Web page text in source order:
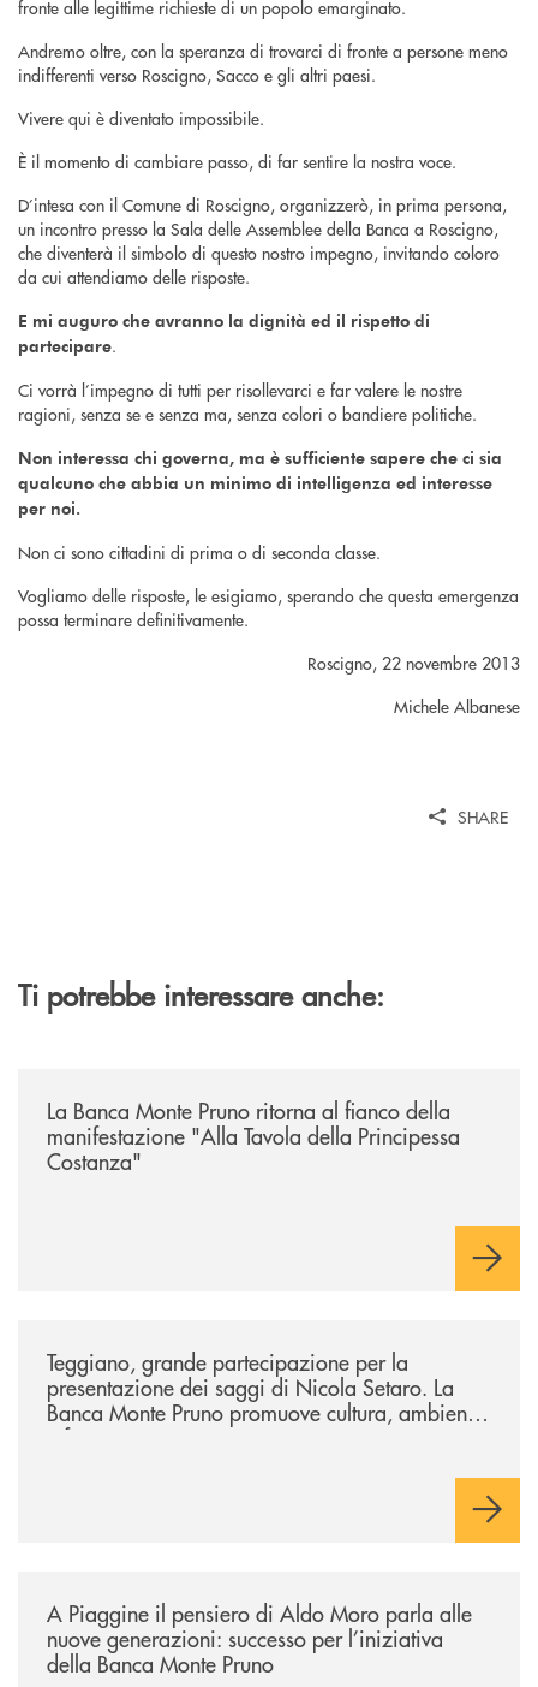
fronte alle legittime richieste di un popolo emarginato.
Andremo oltre, con la speranza di trovarci di fronte a persone meno
indifferenti verso Roscigno, Sacco e gli altri paesi.
Vivere qui è diventato impossibile.
È il momento di cambiare passo, di far sentire la nostra voce.
D’intesa con il Comune di Roscigno, organizzerò, in prima persona,
un incontro presso la Sala delle Assemblee della Banca a Roscigno,
che diventerà il simbolo di questo nostro impegno, invitando coloro
da cui attendiamo delle risposte.
E mi auguro che avranno la dignità ed il rispetto di
partecipare.
Ci vorrà l’impegno di tutti per risollevarci e far valere le nostre
ragioni, senza se e senza ma, senza colori o bandiere politiche.
Non interessa chi governa, ma è sufficiente sapere che ci sia
qualcuno che abbia un minimo di intelligenza ed interesse
per noi.
Non ci sono cittadini di prima o di seconda classe.
Vogliamo delle risposte, le esigiamo, sperando che questa emergenza
possa terminare definitivamente.
Roscigno, 22 novembre 2013
Michele Albanese
SHARE
Ti potrebbe interessare anche:
La Banca Monte Pruno ritorna al fianco della
manifestazione "Alla Tavola della Principessa
Costanza"
Teggiano, grande partecipazione per la
presentazione dei saggi di Nicola Setaro. La
Banca Monte Pruno promuove cultura, ambiente
e futuro
A Piaggine il pensiero di Aldo Moro parla alle
nuove generazioni: successo per l’iniziativa
della Banca Monte Pruno